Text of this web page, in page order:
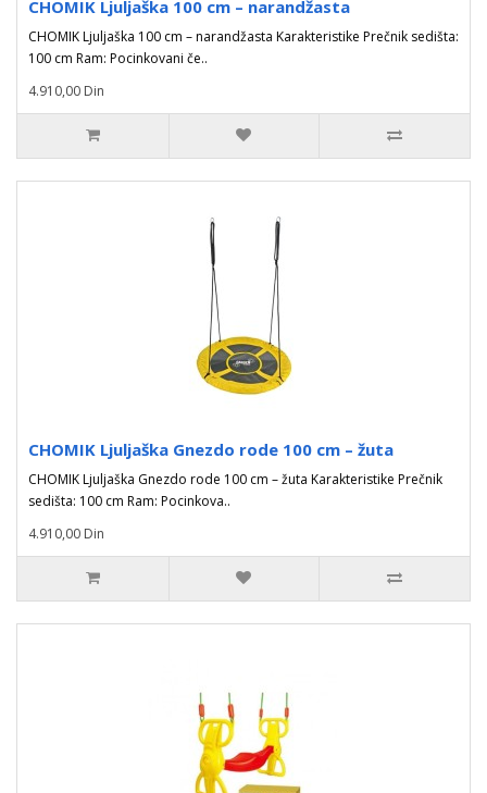
CHOMIK Ljuljaška 100 cm – narandžasta
CHOMIK Ljuljaška 100 cm – narandžasta Karakteristike Prečnik sedišta:
100 cm Ram: Pocinkovani če..
4.910,00 Din
CHOMIK Ljuljaška Gnezdo rode 100 cm – žuta
CHOMIK Ljuljaška Gnezdo rode 100 cm – žuta Karakteristike Prečnik
sedišta: 100 cm Ram: Pocinkova..
4.910,00 Din